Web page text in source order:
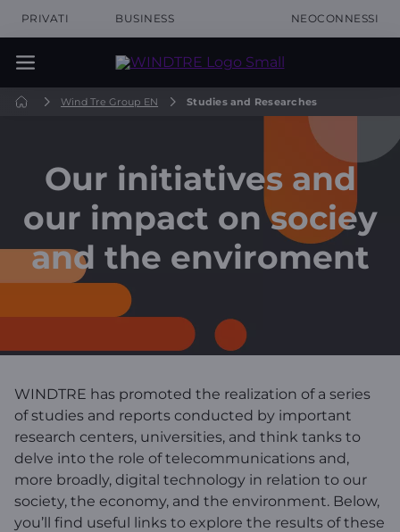
PRIVATI BUSINESS NEOCONNESSI
Wind Tre Group EN Studies and Researches
Our initiatives and
our impact on sociey
and the enviroment
WINDTRE has promoted the realization of a series
of studies and reports conducted by important
research centers, universities, and think tanks to
delve into the role of telecommunications and,
more broadly, digital technology in relation to our
society, the economy, and the environment. Below,
you’ll find useful links to explore the results of these